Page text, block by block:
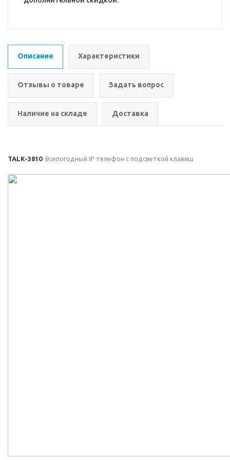
Описание Характеристики
Отзывы о товаре Задать вопрос
Наличие на складе Доставка
TALK-3810Всепогодный IP телефон с подсветкой клавиш